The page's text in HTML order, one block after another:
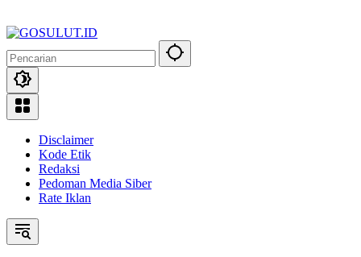
Disclaimer
Kode Etik
Redaksi
Pedoman Media Siber
Rate Iklan